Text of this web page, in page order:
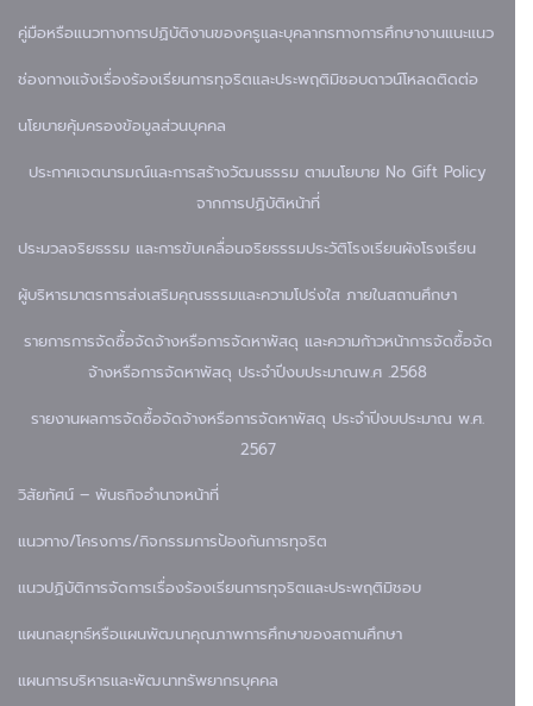
คู่มือหรือแนวทางการปฏิบัติงานของครูและบุคลากรทางการศึกษางานแนะแนว
ช่องทางแจ้งเรื่องร้องเรียนการทุจริตและประพฤติมิชอบดาวน์โหลดติดต่อ
นโยบายคุ้มครองข้อมูลส่วนบุคคล
ประกาศเจตนารมณ์และการสร้างวัฒนธรรม ตามนโยบาย No Gift Policy
จากการปฏิบัติหน้าที่
ประมวลจริยธรรม และการขับเคลื่อนจริยธรรมประวัติโรงเรียนผังโรงเรียน
ผู้บริหารมาตรการส่งเสริมคุณธรรมและความโปร่งใส ภายในสถานศึกษา
รายการการจัดซื้อจัดจ้างหรือการจัดหาพัสดุ และความก้าวหน้าการจัดซื้อจัด
จ้างหรือการจัดหาพัสดุ ประจำปีงบประมาณพ.ศ .2568
รายงานผลการจัดซื้อจัดจ้างหรือการจัดหาพัสดุ ประจำปีงบประมาณ พ.ศ.
2567
วิสัยทัศน์ – พันธกิจอำนาจหน้าที่
แนวทาง/โครงการ/กิจกรรมการป้องกันการทุจริต
แนวปฏิบัติการจัดการเรื่องร้องเรียนการทุจริตและประพฤติมิชอบ
แผนกลยุทธ์หรือแผนพัฒนาคุณภาพการศึกษาของสถานศึกษา
แผนการบริหารและพัฒนาทรัพยากรบุคคล